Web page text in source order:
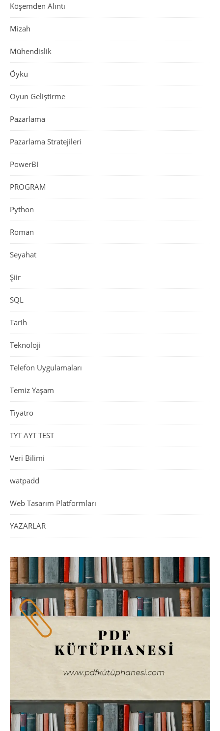
Köşemden Alıntı
Mizah
Mühendislik
Öykü
Oyun Geliştirme
Pazarlama
Pazarlama Stratejileri
PowerBI
PROGRAM
Python
Roman
Seyahat
Şiir
SQL
Tarih
Teknoloji
Telefon Uygulamaları
Temiz Yaşam
Tiyatro
TYT AYT TEST
Veri Bilimi
watpadd
Web Tasarım Platformları
YAZARLAR